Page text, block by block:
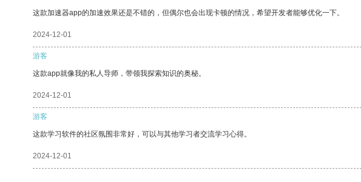
这款加速器app的加速效果还是不错的，但偶尔也会出现卡顿的情况，希望开发者能够优化一下。
2024-12-01
游客
这款app就像我的私人导师，带领我探索知识的奥秘。
2024-12-01
游客
这款学习软件的社区氛围非常好，可以与其他学习者交流学习心得。
2024-12-01